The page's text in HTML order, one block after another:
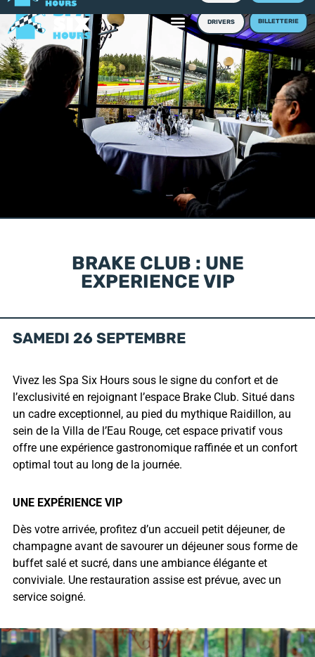
DRIVERS BILLETTERIE
BRAKE CLUB : UNE
EXPERIENCE VIP
SAMEDI 26 SEPTEMBRE
Vivez les Spa Six Hours sous le signe du confort et de
l’exclusivité en rejoignant l’espace Brake Club. Situé dans
un cadre exceptionnel, au pied du mythique Raidillon, au
sein de la Villa de l’Eau Rouge, cet espace privatif vous
offre une expérience gastronomique raffinée et un confort
optimal tout au long de la journée.
UNE EXPÉRIENCE VIP
Dès votre arrivée, profitez d’un accueil petit déjeuner, de
champagne avant de savourer un déjeuner sous forme de
buffet salé et sucré, dans une ambiance élégante et
conviviale. Une restauration assise est prévue, avec un
service soigné.